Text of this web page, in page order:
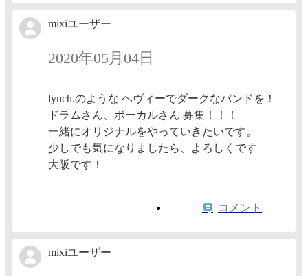
mixiユーザー
2020年05月04日
lynch.のような ヘヴィーでダークなバンドを！
ドラムさん、ボーカルさん 募集！！！
一緒にオリジナルをやっていきたいです。
少しでも気になりましたら、よろしくです
大阪です！
コメント
mixiユーザー